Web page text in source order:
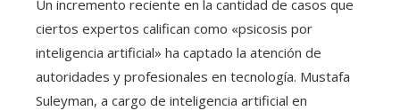
Un incremento reciente en la cantidad de casos que
ciertos expertos califican como «psicosis por
inteligencia artificial» ha captado la atención de
autoridades y profesionales en tecnología. Mustafa
Suleyman, a cargo de inteligencia artificial en